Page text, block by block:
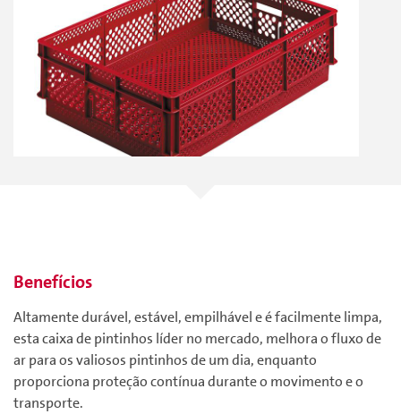
Benefícios
Altamente durável, estável, empilhável e é facilmente limpa,
esta caixa de pintinhos líder no mercado, melhora o fluxo de
ar para os valiosos pintinhos de um dia, enquanto
proporciona proteção contínua durante o movimento e o
transporte.